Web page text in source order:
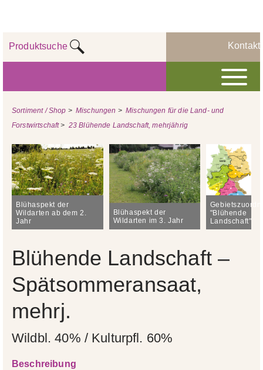
Produktsuche Kontakt
Sortiment / Shop >Mischungen >Mischungen für die Land- und
Forstwirtschaft> 23 Blühende Landschaft, mehrjährig
Blühaspekt der
Wildarten ab dem 2.
Jahr
Blühaspekt der
Wildarten im 3. Jahr
"Blühende
Landschaft"
Blühende Landschaft –
Spätsommeransaat,
mehrj.
Wildbl. 40% / Kulturpfl. 60%
Beschreibung